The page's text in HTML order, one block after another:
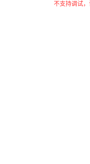
不支持调试